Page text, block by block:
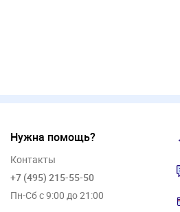
Нужна помощь?
Контакты
+7 (495) 215-55-50
Пн-Сб с 9:00 до 21:00